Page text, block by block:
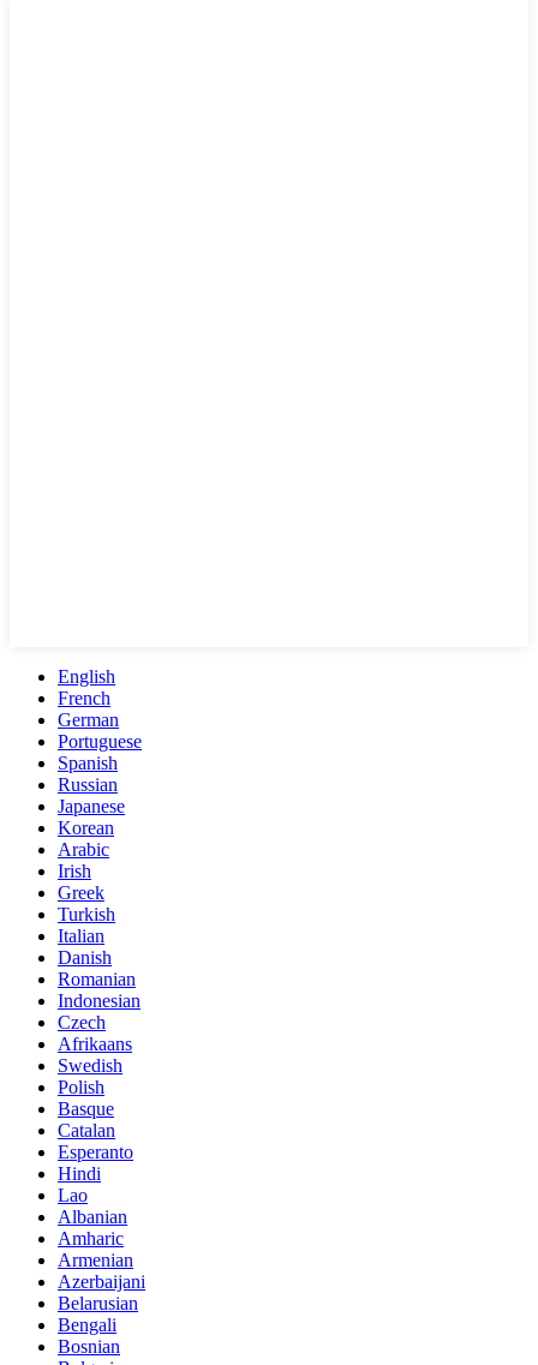
English
French
German
Portuguese
Spanish
Russian
Japanese
Korean
Arabic
Irish
Greek
Turkish
Italian
Danish
Romanian
Indonesian
Czech
Afrikaans
Swedish
Polish
Basque
Catalan
Esperanto
Hindi
Lao
Albanian
Amharic
Armenian
Azerbaijani
Belarusian
Bengali
Bosnian